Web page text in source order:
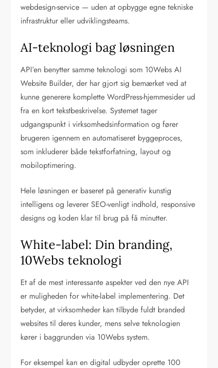
webdesign-service — uden at opbygge egne tekniske
infrastruktur eller udviklingsteams.
AI-teknologi bag løsningen
API’en benytter samme teknologi som 10Webs AI
Website Builder, der har gjort sig bemærket ved at
kunne generere komplette WordPress-hjemmesider ud
fra en kort tekstbeskrivelse. Systemet tager
udgangspunkt i virksomhedsinformation og fører
brugeren igennem en automatiseret byggeproces,
som inkluderer både tekstforfatning, layout og
mobiloptimering.
Hele løsningen er baseret på generativ kunstig
intelligens og leverer SEO-venligt indhold, responsive
designs og koden klar til brug på få minutter.
White-label: Din branding,
10Webs teknologi
Et af de mest interessante aspekter ved den nye API
er muligheden for white-label implementering. Det
betyder, at virksomheder kan tilbyde fuldt branded
websites til deres kunder, mens selve teknologien
kører i baggrunden via 10Webs system.
For eksempel kan en digital udbyder oprette 100